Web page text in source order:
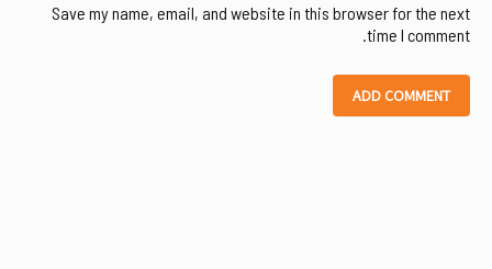
Save my name, email, and website in this browser for the next
time I comment.